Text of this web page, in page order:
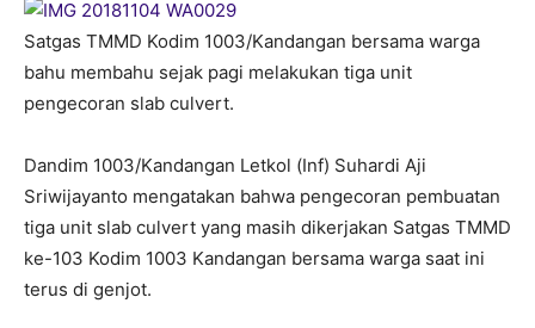
Satgas TMMD Kodim 1003/Kandangan bersama warga
bahu membahu sejak pagi melakukan tiga unit
pengecoran slab culvert.
Dandim 1003/Kandangan Letkol (Inf) Suhardi Aji
Sriwijayanto mengatakan bahwa pengecoran pembuatan
tiga unit slab culvert yang masih dikerjakan Satgas TMMD
ke-103 Kodim 1003 Kandangan bersama warga saat ini
terus di genjot.